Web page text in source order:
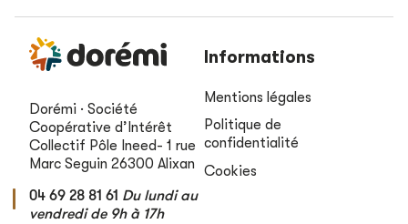
Dorémi · Société
Coopérative d’Intérêt
Collectif Pôle Ineed- 1 rue
Marc Seguin 26300 Alixan
04 69 28 81 61 Du lundi au
vendredi de 9h à 17h
Informations
Mentions légales
Politique de
confidentialité
Cookies